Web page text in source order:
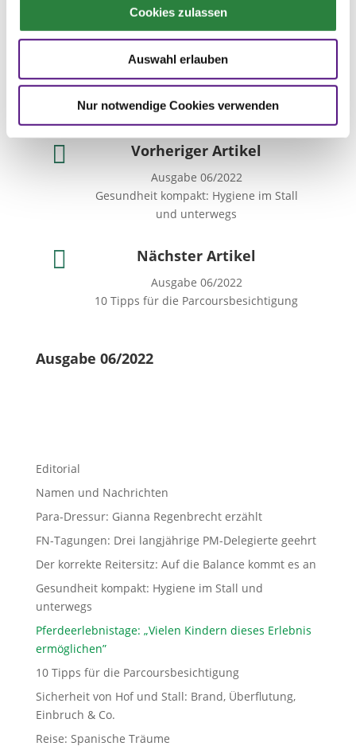
Cookies zulassen
Auswahl erlauben
Nur notwendige Cookies verwenden
 Vorheriger Artikel
Ausgabe 06/2022
Gesundheit kompakt: Hygiene im Stall
und unterwegs
 Nächster Artikel
Ausgabe 06/2022
10 Tipps für die Parcoursbesichtigung
Ausgabe 06/2022
Editorial
Namen und Nachrichten
Para-Dressur: Gianna Regenbrecht erzählt
FN-Tagungen: Drei langjährige PM-Delegierte geehrt
Der korrekte Reitersitz: Auf die Balance kommt es an
Gesundheit kompakt: Hygiene im Stall und
unterwegs
Pferdeerlebnistage: „Vielen Kindern dieses Erlebnis
ermöglichen”
10 Tipps für die Parcoursbesichtigung
Sicherheit von Hof und Stall: Brand, Überflutung,
Einbruch & Co.
Reise: Spanische Träume